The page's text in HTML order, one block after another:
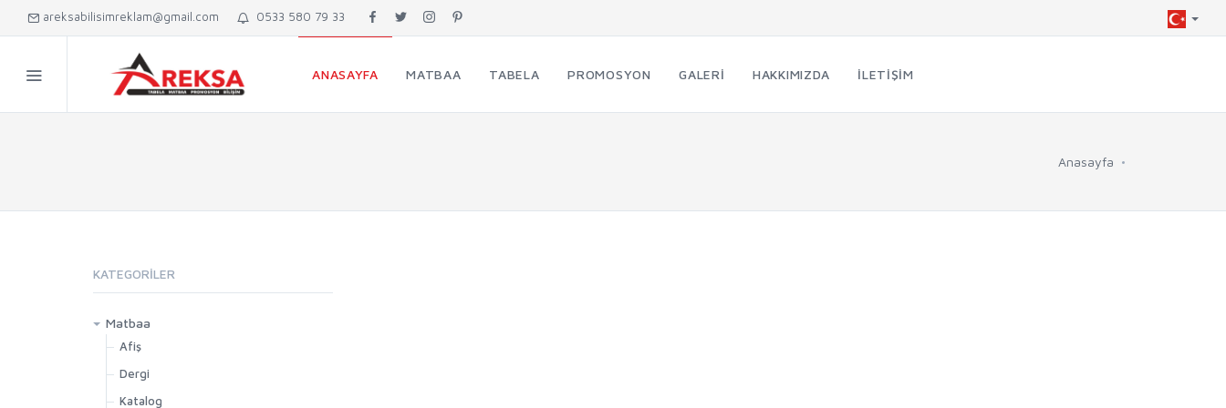
areksabilisimreklam@gmail.com 0533 580 79 33
ANASAYFA MATBAA TABELA PROMOSYON GALERI HAKKIMIZDA İLETIŞIM
Anasayfa
KATEGORILER
Matbaa
Afiş
Dergi
Katalog